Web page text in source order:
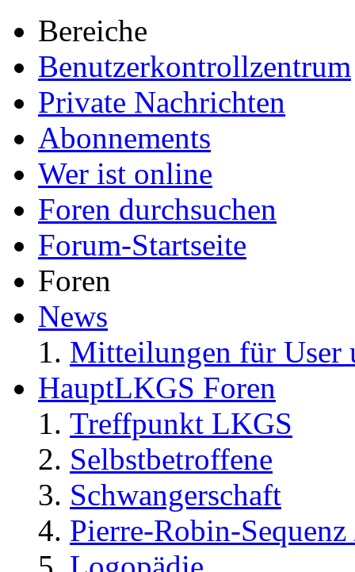
Bereiche
Benutzerkontrollzentrum
Private Nachrichten
Abonnements
Wer ist online
Foren durchsuchen
Forum-Startseite
Foren
News
Mitteilungen für User
HauptLKGS Foren
Treffpunkt LKGS
Selbstbetroffene
Schwangerschaft
Pierre-Robin-